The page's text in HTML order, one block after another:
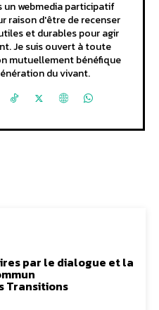
un webmedia participatif
raison d'être de recenser
et durables pour agir
Je suis ouvert à toute
mutuellement bénéfique
du vivant.
par le dialogue et la
Transitions